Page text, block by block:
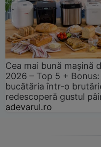
Cea mai bună mașină
2026 – Top 5 +
bucătăria într-o
redescoperă gustul
adevarul.ro